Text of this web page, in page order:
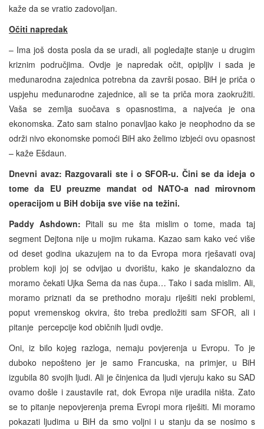
kaže da se vratio zadovoljan.
Očiti napredak
– Ima još dosta posla da se uradi, ali pogledajte stanje u drugim
kriznim područjima. Ovdje je napredak očit, opipljiv i sada je
međunarodna zajednica potrebna da završi posao. BiH je priča o
uspjehu međunarodne zajednice, ali se ta priča mora zaokružiti.
Vaša se zemlja suočava s opasnostima, a najveća je ona
ekonomska. Zato sam stalno ponavljao kako je neophodno da se
održi nivo ekonomske pomoći BiH ako želimo izbjeći ovu opasnost
– kaže Ešdaun.
Dnevni avaz: Razgovarali ste i o SFOR-u. Čini se da ideja o
tome da EU preuzme mandat od NATO-a nad mirovnom
operacijom u BiH dobija sve više na težini.
Paddy Ashdown: Pitali su me šta mislim o tome, mada taj
segment Dejtona nije u mojim rukama. Kazao sam kako već više
od deset godina ukazujem na to da Evropa mora rješavati ovaj
problem koji joj se odvijao u dvorištu, kako je skandalozno da
moramo čekati Ujka Sema da nas čupa… Tako i sada mislim. Ali,
moramo priznati da se prethodno moraju riješiti neki problemi,
poput vremenskog okvira, što treba predložiti sam SFOR, ali i
pitanje percepcije kod običnih ljudi ovdje.
Oni, iz bilo kojeg razloga, nemaju povjerenja u Evropu. To je
duboko nepošteno jer je samo Francuska, na primjer, u BiH
izgubila 80 svojih ljudi. Ali je činjenica da ljudi vjeruju kako su SAD
ovamo došle i zaustavile rat, dok Evropa nije uradila ništa. Zato
se to pitanje nepovjerenja prema Evropi mora riješiti. Mi moramo
pokazati ljudima u BiH da smo voljni i u stanju da se nosimo s